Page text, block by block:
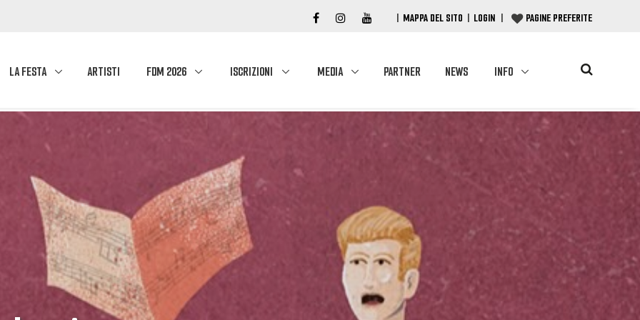
| MAPPA DEL SITO | LOGIN | PAGINE PREFERITE
LA FESTA ARTISTI FDM 2026 ISCRIZIONI MEDIA PARTNER NEWS INFO